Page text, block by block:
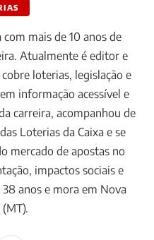
mais de 10 anos de
Atualmente é editor e
loterias, legislação e
informação acessível e
carreira, acompanhou de
Loterias da Caixa e se
mercado de apostas no
impactos sociais e
anos e mora em Nova